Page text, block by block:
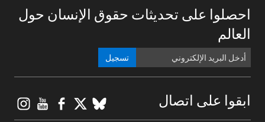
احصلوا على تحديثات حقوق الإنسان حول
العالم
تسجيل
ابقوا على اتصال BlueSky
X